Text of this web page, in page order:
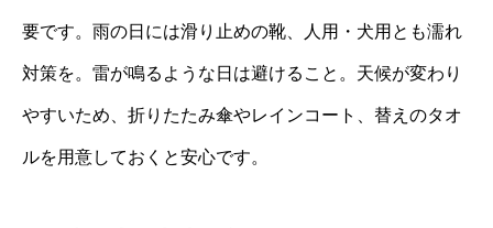
要です。雨の日には滑り止めの靴、人用・犬用とも濡れ
対策を。雷が鳴るような日は避けること。天候が変わり
やすいため、折りたたみ傘やレインコート、替えのタオ
ルを用意しておくと安心です。